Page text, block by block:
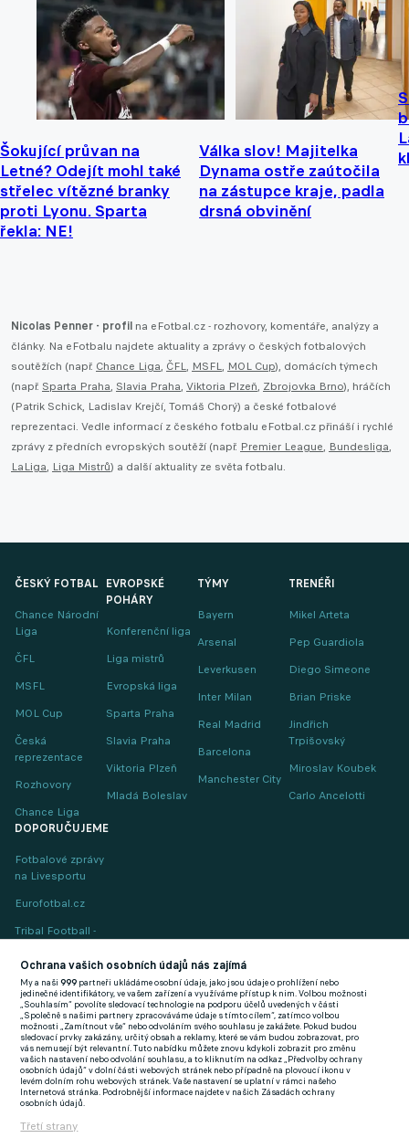
Šokující průvan na
Letné? Odejít mohl také
střelec vítězné branky
proti Lyonu. Sparta
řekla: NE!
Válka slov! Majitelka
Dynama ostře zaútočila
na zástupce kraje, padla
drsná obvinění
Nicolas Penner - profil na eFotbal.cz - rozhovory, komentáře, analýzy a
články. Na eFotbalu najdete aktuality a zprávy o českých fotbalových
soutěžích (např. Chance Liga, ČFL, MSFL, MOL Cup), domácích týmech
(např. Sparta Praha, Slavia Praha, Viktoria Plzeň, Zbrojovka Brno), hráčích
(Patrik Schick, Ladislav Krejčí, Tomáš Chorý) a české fotbalové
reprezentaci. Vedle informací z českého fotbalu eFotbal.cz přináší i rychlé
zprávy z předních evropských soutěží (např. Premier League, Bundesliga,
LaLiga, Liga Mistrů) a další aktuality ze světa fotbalu.
ČESKÝ FOTBAL
Chance Národní
Liga
ČFL
MSFL
MOL Cup
Česká
reprezentace
Rozhovory
Chance Liga
EVROPSKÉ
POHÁRY
Konferenční liga
Liga mistrů
Evropská liga
Sparta Praha
Slavia Praha
Viktoria Plzeň
Mladá Boleslav
TÝMY
Bayern
Arsenal
Leverkusen
Inter Milan
Real Madrid
Barcelona
Manchester City
TRENÉŘI
Mikel Arteta
Pep Guardiola
Diego Simeone
Brian Priske
Jindřich
Trpišovský
Miroslav Koubek
Carlo Ancelotti
DOPORUČUJEME
Fotbalové zprávy
na Livesportu
Eurofotbal.cz
Tribal Football -
(EN)
FlashFutbal (SK)
Tenisportal.cz
Tenisové zprávy
na Livesportu
Ochrana vašich osobních údajů nás zajímá
My a naši999 partneři ukládáme osobní údaje, jako jsou údaje o prohlížení nebo
jedinečné identifikátory, ve vašem zařízení a využíváme přístup k nim. Volbou možnosti
„Souhlasím“ povolíte sledovací technologie na podporu účelů uvedených v části
„Společně s našimi partnery zpracováváme údaje s tímto cílem“, zatímco volbou
možnosti „Zamítnout vše“ nebo odvoláním svého souhlasu je zakážete. Pokud budou
sledovací prvky zakázány, určitý obsah a reklamy, které se vám budou zobrazovat, pro
vás nemusejí být relevantní. Tuto nabídku můžete znovu kdykoli zobrazit pro změnu
vašich nastavení nebo odvolání souhlasu, a to kliknutím na odkaz „Předvolby ochrany
osobních údajů“ v dolní části webových stránek nebo případně na plovoucí ikonu v
levém dolním rohu webových stránek. Vaše nastavení se uplatní v rámci našeho
Internetová stránka. Podrobnější informace najdete v našich Zásadách ochrany
osobních údajů.
Třetí strany